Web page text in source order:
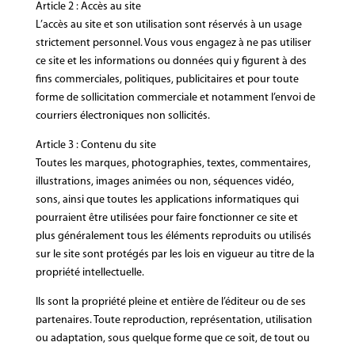
Article 2 : Accès au site
L’accès au site et son utilisation sont réservés à un usage
strictement personnel. Vous vous engagez à ne pas utiliser
ce site et les informations ou données qui y figurent à des
fins commerciales, politiques, publicitaires et pour toute
forme de sollicitation commerciale et notamment l’envoi de
courriers électroniques non sollicités.
Article 3 : Contenu du site
Toutes les marques, photographies, textes, commentaires,
illustrations, images animées ou non, séquences vidéo,
sons, ainsi que toutes les applications informatiques qui
pourraient être utilisées pour faire fonctionner ce site et
plus généralement tous les éléments reproduits ou utilisés
sur le site sont protégés par les lois en vigueur au titre de la
propriété intellectuelle.
Ils sont la propriété pleine et entière de l’éditeur ou de ses
partenaires. Toute reproduction, représentation, utilisation
ou adaptation, sous quelque forme que ce soit, de tout ou